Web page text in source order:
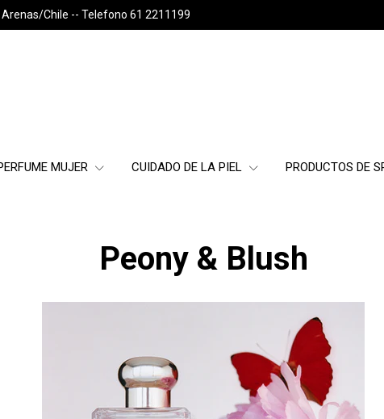
Chile -- Telefono 61 2211199
MUJER CUIDADO DE LA PIEL PRODUCTOS DE
Peony & Blush